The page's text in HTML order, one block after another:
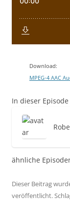
Download:
MPEG-4 AAC
In dieser
ähnliche
Dieser Beitrag
veröffentlicht.